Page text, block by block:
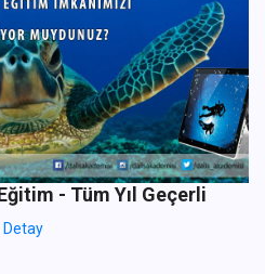
- Tüm Yıl Geçerli
Detay